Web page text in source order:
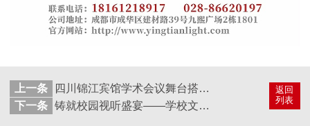
返回
列表
上一条
四川锦江宾馆学术会议舞台搭建案例：打造沉浸式学术交流空间
下一条
铸就校园视听盛宴——学校文艺汇演户外舞台一体化解决方案